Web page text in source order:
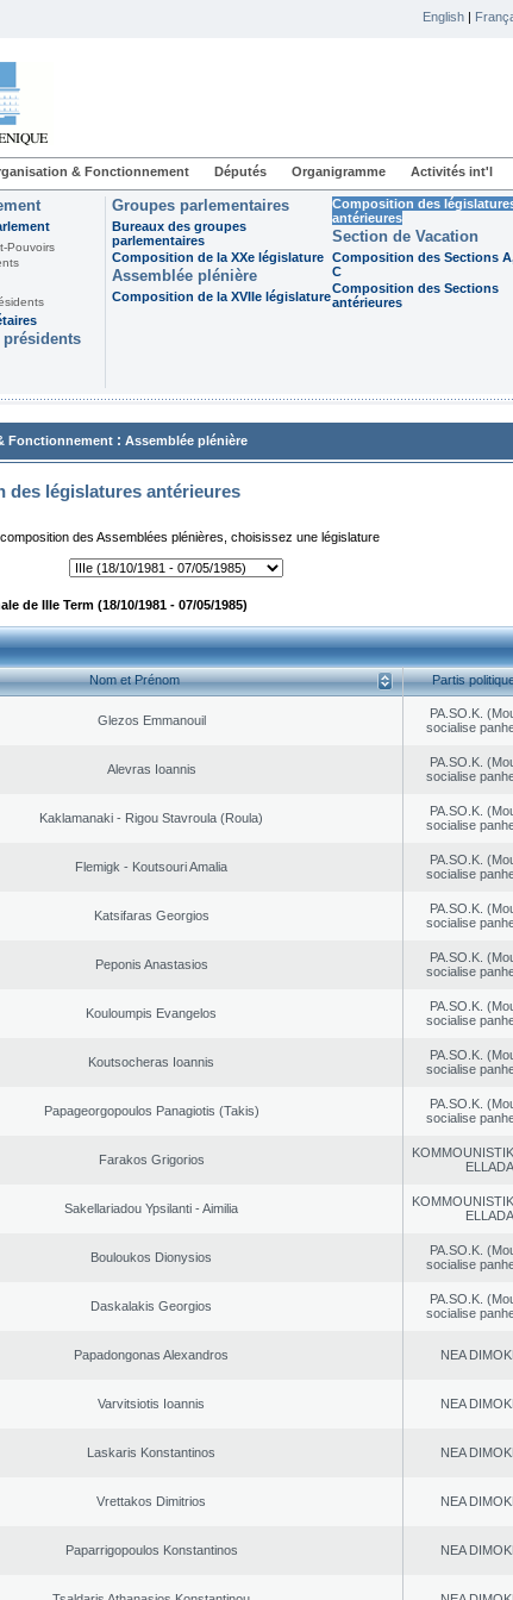
English |
& Fonctionnement Députés Organigramme Activités int'l
Pouvoirs
présidents
Groupes parlementaires
Bureaux des groupes
parlementaires
Composition de la XXe législature
Assemblée plénière
Composition de la XVIIe législature
Composition des
antérieures
Section de Vacation
Composition des Sections
C
Composition des Sections
antérieures
Fonctionnement : Assemblée plénière
des législatures antérieures
des Assemblées plénières, choisissez une législature
de IIIe Term (18/10/1981 - 07/05/1985)
Nom et Prénom Partis
Glezos Emmanouil
PA.SO.K.
socialise
Alevras Ioannis
PA.SO.K.
socialise
Kaklamanaki - Rigou Stavroula (Roula)
PA.SO.K.
socialise
Flemigk - Koutsouri Amalia
PA.SO.K.
socialise
Katsifaras Georgios
PA.SO.K.
socialise
Peponis Anastasios
PA.SO.K.
socialise
Kouloumpis Evangelos
PA.SO.K.
socialise
Koutsocheras Ioannis
PA.SO.K.
socialise
Papageorgopoulos Panagiotis (Takis)
PA.SO.K.
socialise
Farakos Grigorios
Sakellariadou Ypsilanti - Aimilia
Bouloukos Dionysios
PA.SO.K.
socialise
Daskalakis Georgios
PA.SO.K.
socialise
Papadongonas Alexandros NEA
Varvitsiotis Ioannis NEA
Laskaris Konstantinos NEA
Vrettakos Dimitrios NEA
Paparrigopoulos Konstantinos NEA